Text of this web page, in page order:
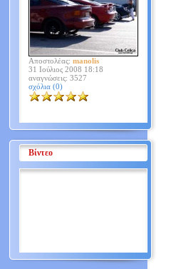
Αποστολέας: manolis
31 Ιούλιος 2008 18:18
αναγνώσεις: 3527
σχόλια (0)
Βίντεο